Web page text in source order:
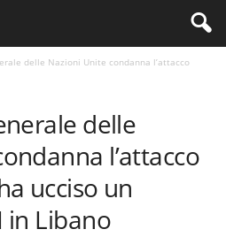
delle Nazioni Unite condanna l’attacco
delle
l’attacco
ucciso un
in Libano